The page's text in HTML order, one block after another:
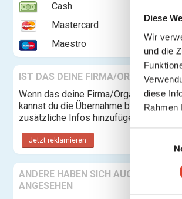
Diese
Wir
und die
diese
Rahmen
n
w
Cash
Mastercard
Maestro
IST DAS DEINE FIRMA/
Wenn das deine Firma/Organisation ist,
kannst du die Übernahme beantragen
zusätzliche Infos hinzufügen.
Jetzt reklamieren
ANDERE HABEN SICH AUCH
ANGESEHEN